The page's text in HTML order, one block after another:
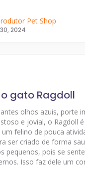
Pet Shop
2024
gato Ragdoll
olhos azuis, porte
e jovial, o Ragdoll
felino de pouca
ser criado de forma
pequenos, pois se
Isso faz dele um